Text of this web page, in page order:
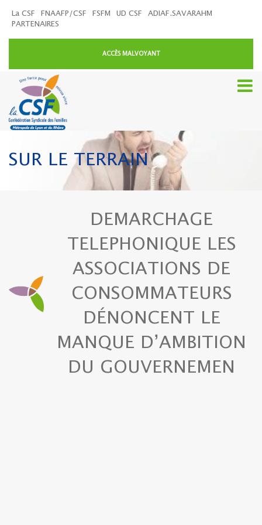
La CSF FNAAFP/CSF FSFM UD CSF
ADIAF.SAVARAHM
PARTENAIRES
ACCÈS MALVOYANT
SUR LE TERRAIN
DEMARCHAGE
TELEPHONIQUE LES
ASSOCIATIONS DE
CONSOMMATEURS
DÉNONCENT LE
MANQUE D’AMBITION
DU GOUVERNEMEN